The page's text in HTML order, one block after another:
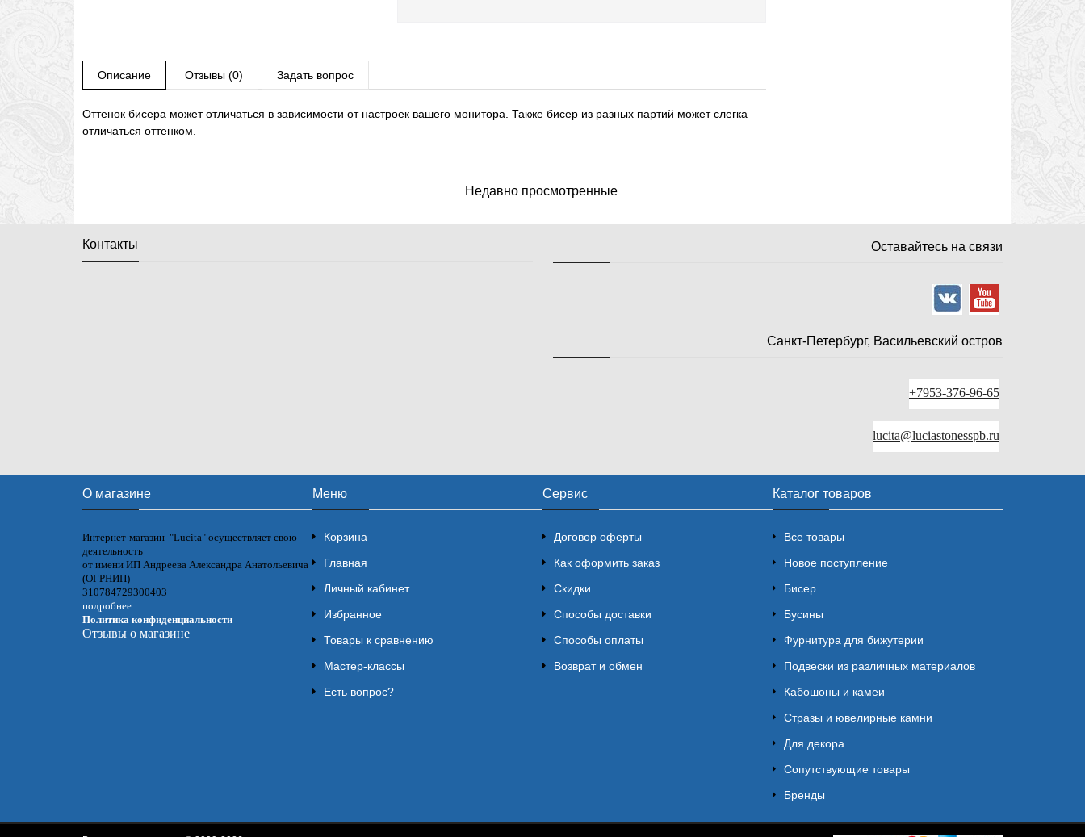
Описание Отзывы (0) Задать вопрос
Оттенок бисера может отличаться в зависимости от настроек вашего монитора. Также бисер из разных партий может слегка
отличаться оттенком.
Недавно просмотренные
Контакты Оставайтесь на связи
Санкт-Петербург, Васильевский остров
+7953-376-96-65
lucita@luciastonesspb.ru
О магазине
Интернет-магазин "Lucita" осуществляет свою
деятельность
от имени ИП Андреева Александра Анатольевича
(ОГРНИП)
310784729300403
подробнее
Политика конфиденциальности
Отзывы о магазине
Меню
Корзина
Главная
Личный кабинет
Избранное
Товары к сравнению
Мастер-классы
Есть вопрос?
Сервис
Договор оферты
Как оформить заказ
Скидки
Способы доставки
Способы оплаты
Возврат и обмен
Каталог товаров
Все товары
Новое поступление
Бисер
Бусины
Фурнитура для бижутерии
Подвески из различных материалов
Кабошоны и камеи
Стразы и ювелирные камни
Для декора
Сопутствующие товары
Бренды